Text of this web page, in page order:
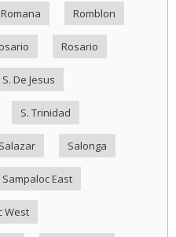
Romana Romblon
Rosario
S. De Jesus
S. Trinidad
Salazar Salonga
Sampaloc East
West